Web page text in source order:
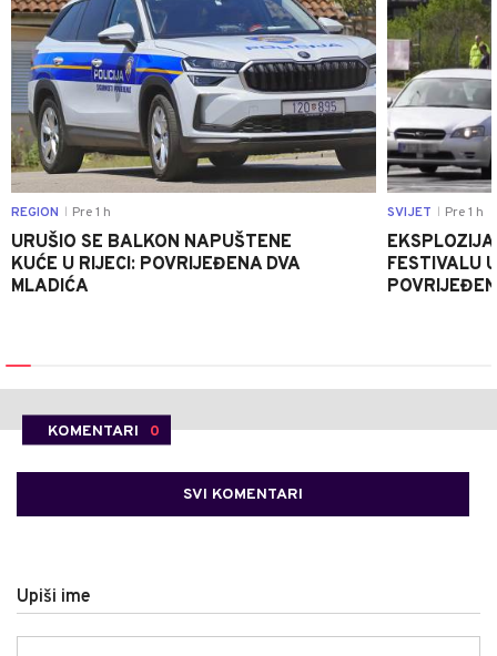
REGION Pre 1 h
URUŠIO SE BALKON NAPUŠTENE
KUĆE U RIJECI: POVRIJEĐENA DVA
MLADIĆA
SVIJET Pre 1 h
FESTIVALU
KOMENTARI 0
SVI KOMENTARI
Upiši ime